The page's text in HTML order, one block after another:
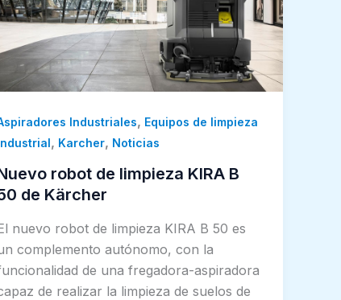
Industriales, Equipos de limpieza
, Karcher, Noticias
robot de limpieza KIRA B
de Kärcher
nuevo robot de limpieza KIRA B 50 es
complemento autónomo, con la
de una fregadora-aspiradora
de realizar la limpieza de suelos de